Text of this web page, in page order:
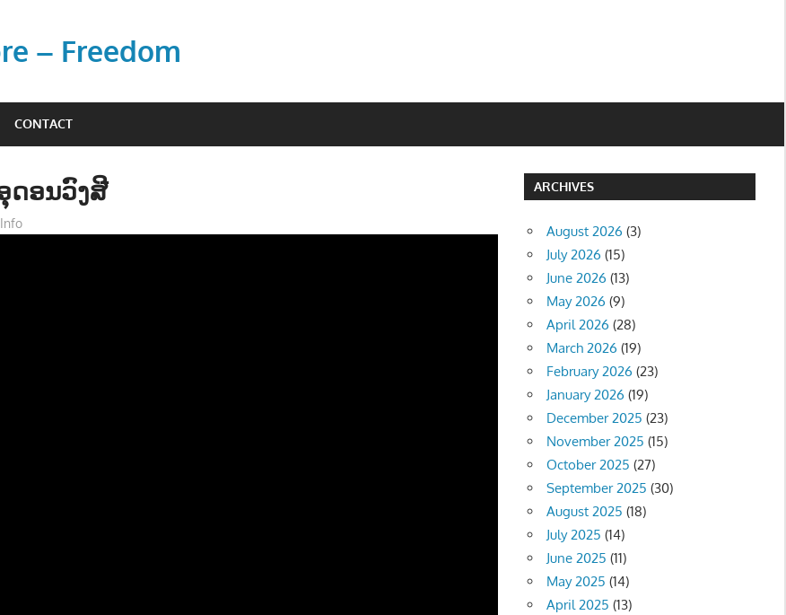
– Freedom
CONTACT
ດອນວົງສີ ARCHIVES
August 2026 (3)
July 2026 (15)
June 2026 (13)
May 2026 (9)
April 2026 (28)
March 2026 (19)
February 2026 (23)
January 2026 (19)
December 2025 (23)
November 2025 (15)
October 2025 (27)
September 2025 (30)
August 2025 (18)
July 2025 (14)
June 2025 (11)
May 2025 (14)
April 2025 (13)